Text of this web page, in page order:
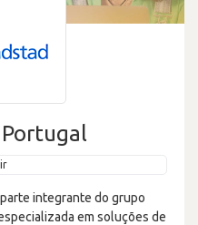
integrante do grupo
em soluções de